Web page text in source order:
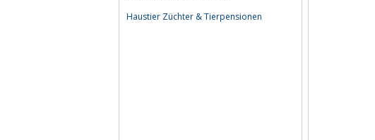
Haustier Züchter & Tierpensionen